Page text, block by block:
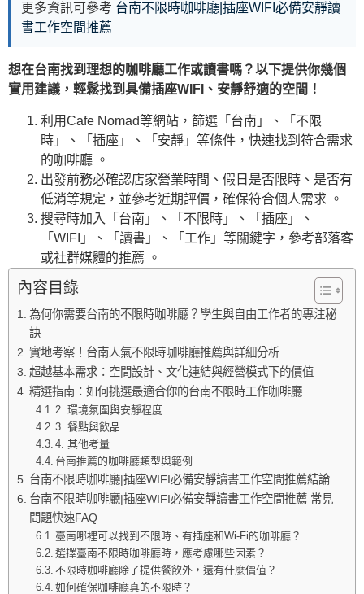
更多資訊可參考 台南不限時咖啡廳|插座WIFI必備安靜讀
書工作空間推薦
想在台南找到理想的咖啡廳工作或讀書嗎？以下提供你幾個
實用建議，輕鬆找到具備插座WIFI、安靜舒適的空間！
利用Cafe Nomad等網站，篩選「台南」、「不限
時」、「插座」、「安靜」等條件，快速找到符合需求
的咖啡廳 。
出發前務必確認店家營業時間、假日是否限時、是否有
低消等規定，並參考近期評價，確保符合個人需求 。
搜尋時加入「台南」、「不限時」、「插座」、
「WIFI」、「讀書」、「工作」等關鍵字，參考部落客
或社群媒體的推薦 。
內容目錄
為何你需要台南的不限時咖啡廳？學生與自由工作者的專注秘
訣
實地考察！台南人氣不限時咖啡廳推薦與詳細分析
超越基本需求：空間設計、文化連結與經營模式下的價值
精選指南：如何挑選最適合你的台南不限時工作咖啡廳
2. 環境氛圍與安靜程度
3. 餐點與飲品
4. 其他考量
台南推薦的咖啡廳類型與範例
台南不限時咖啡廳|插座WIFI必備安靜讀書工作空間推薦結論
台南不限時咖啡廳|插座WIFI必備安靜讀書工作空間推薦 常見
問題快速FAQ
臺南哪裡可以找到不限時、有插座和Wi-Fi的咖啡廳？
選擇臺南不限時咖啡廳時，應考慮哪些因素？
不限時咖啡廳除了提供餐飲外，還有什麼價值？
如何確保咖啡廳真的不限時？